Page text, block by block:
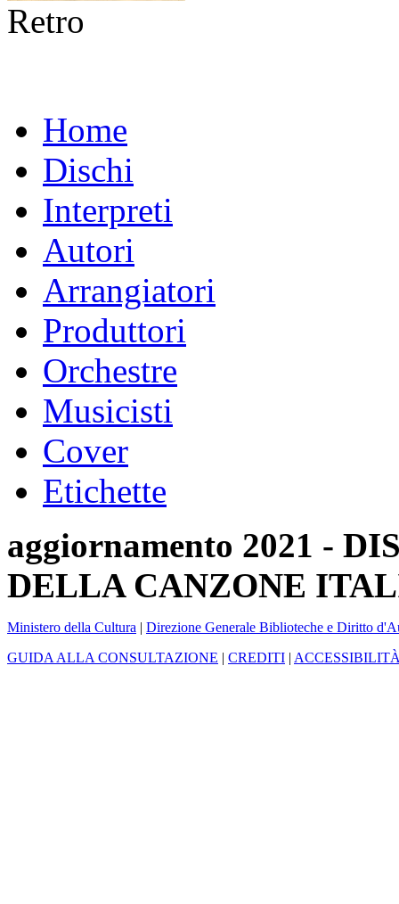
Retro
Home
Dischi
Interpreti
Autori
Arrangiatori
Produttori
Orchestre
Musicisti
Cover
Etichette
aggiornamento 2021 -
DELLA CANZONE
Ministero della Cultura | Direzione Generale Biblioteche e Diritto
GUIDA ALLA CONSULTAZIONE | CREDITI |